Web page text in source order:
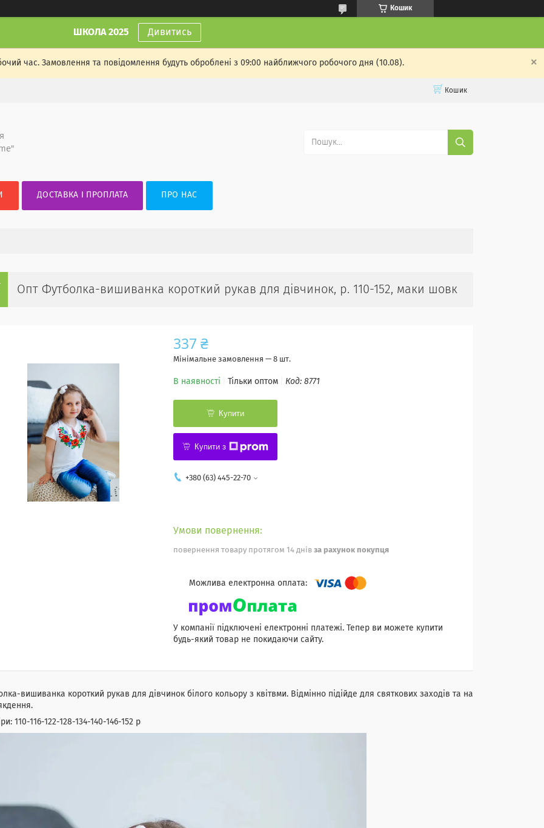
Кошик
ШКОЛА 2025 Дивитись
час. Замовлення та повідомлення будуть оброблені з 09:00 найближчого робочого дня (10.08).
Кошик
ДОСТАВКА І ПРОПЛАТА ПРО НАС
Опт Футболка-вишиванка короткий рукав для дівчинок, р. 110-152, маки шовк
337 ₴
Мінімальне замовлення — 8 шт.
В наявності Тільки оптом Код: 8771
Купити
Купити з
+380 (63) 445-22-70
повернення товару протягом 14 днів за рахунок покупця
У компанії підключені електронні платежі. Тепер ви можете купити
будь-який товар не покидаючи сайту.
вишиванка короткий рукав для дівчинок білого кольору з квітвми. Відмінно підійде для святкових заходів та на
110-116-122-128-134-140-146-152 р